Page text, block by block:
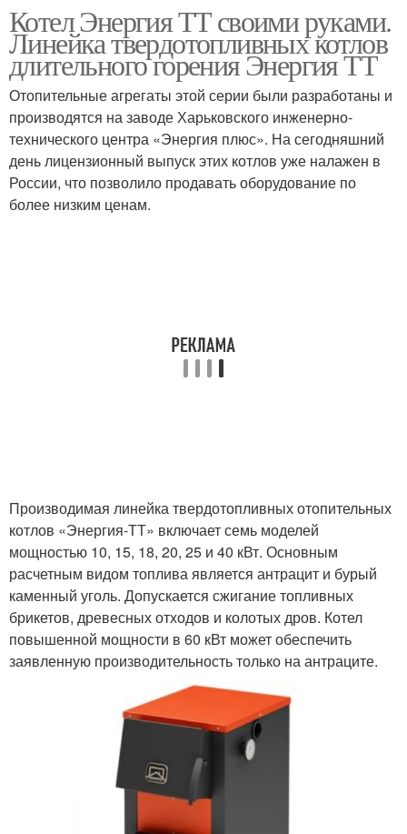
Электрические котлы
Котел Энергия ТТ своими руками.
Линейка твердотопливных котлов
длительного горения Энергия ТТ
Отопительные агрегаты этой серии были разработаны и
производятся на заводе Харьковского инженерно-
технического центра «Энергия плюс». На сегодняшний
день лицензионный выпуск этих котлов уже налажен в
России, что позволило продавать оборудование по
более низким ценам.
Производимая линейка твердотопливных отопительных
котлов «Энергия-ТТ» включает семь моделей
мощностью 10, 15, 18, 20, 25 и 40 кВт. Основным
расчетным видом топлива является антрацит и бурый
каменный уголь. Допускается сжигание топливных
брикетов, древесных отходов и колотых дров. Котел
повышенной мощности в 60 кВт может обеспечить
заявленную производительность только на антраците.